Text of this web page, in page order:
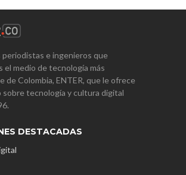
periodistas e ingenieros que
el medio de tecnología más
de Colombia, ENTER, que le ofrece
sobre tecnología y cultura digital
DESTACADAS